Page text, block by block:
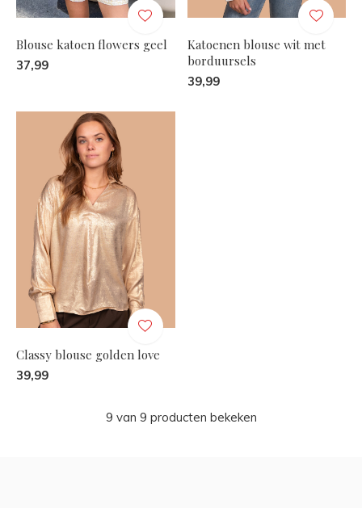
Blouse katoen flowers geel
37,99
Katoenen blouse wit met
borduursels
39,99
Classy blouse golden love
39,99
9 van 9 producten bekeken